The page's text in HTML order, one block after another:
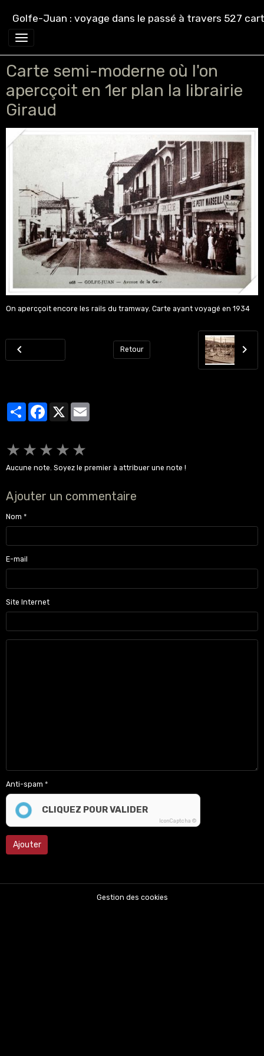
Golfe-Juan : voyage dans le passé à travers 527
Carte semi-moderne où l'on
apercçoit en 1er plan la librairie
Giraud
On apercçoit encore les rails du tramway. Carte ayant voyagé en 1934
Retour
PartagerFacebook
X
★ ★ ★ ★ ★
Aucune note. Soyez le premier à attribuer une note !
Ajouter un commentaire
Nom
E-mail
Site Internet
Anti-spam
CLIQUEZ POUR VALIDER
IconCaptcha ©
Ajouter
Gestion des cookies